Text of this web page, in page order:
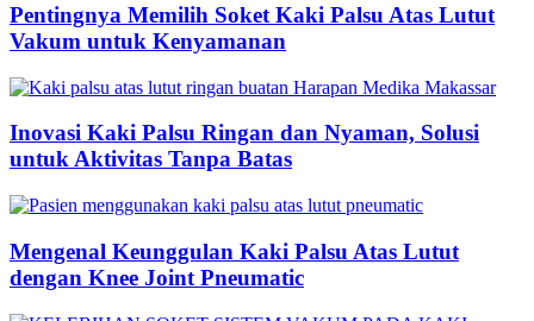
Pentingnya Memilih Soket Kaki Palsu Atas Lutut
Vakum untuk Kenyamanan
Inovasi Kaki Palsu Ringan dan Nyaman, Solusi
untuk Aktivitas Tanpa Batas
Mengenal Keunggulan Kaki Palsu Atas Lutut
dengan Knee Joint Pneumatic